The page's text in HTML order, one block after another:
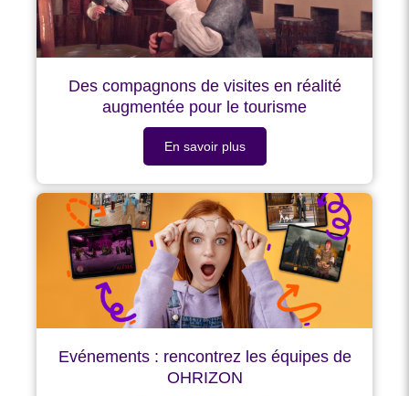
Des compagnons de visites en réalité
augmentée pour le tourisme
En savoir plus
Evénements : rencontrez les équipes de
OHRIZON